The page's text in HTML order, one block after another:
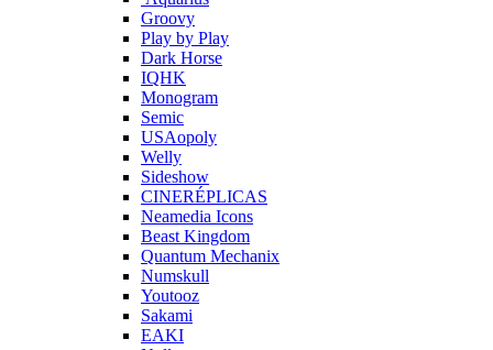
Groovy
Play by Play
Dark Horse
IQHK
Monogram
Semic
USAopoly
Welly
Sideshow
CINERÉPLICAS
Neamedia Icons
Beast Kingdom
Quantum Mechanix
Numskull
Youtooz
Sakami
EAKI